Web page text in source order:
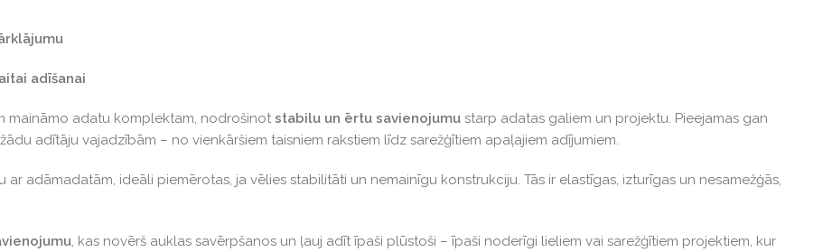
adīšanai
maināmo adatu komplektam, nodrošinot stabilu un ērtu savienojumu starp adatas galiem un projektu. Pieejamas gan
adītāju vajadzībām – no vienkāršiem taisniem rakstiem līdz sarežģītiem apaļajiem adījumiem.
adāmadatām, ideāli piemērotas, ja vēlies stabilitāti un nemainīgu konstrukciju. Tās ir elastīgas, izturīgas un nesamežģās,
, kas novērš auklas savērpšanos un ļauj adīt īpaši plūstoši – īpaši noderīgi lieliem vai sarežģītiem projektiem, kur